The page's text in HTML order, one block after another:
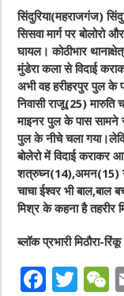
सिंदुरिया(महराजगंज)
सिसवा मार्ग पर
घायल। कोठीभार
मुंडेरा कला से विदाई
अभी वह हरीहरपुर पुल के
निवासी राजू(25)
माइनर पुल के पास सामने
पुल के नीचे चला
बोलेरो में विदाई कराकर
शत्रुघ्न(14),अमन(15)
चाचा ईश्वर भी बाल,बाल
मिश्र के कहना है तहरीर
ब्लॉक प्रभारी मिठौरा-रिंकू
F
T